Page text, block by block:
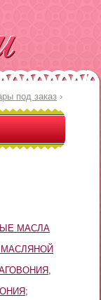
под заказ ›
МАСЛА